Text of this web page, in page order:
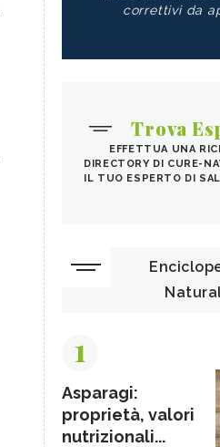
correttivi da
Trova
EFFETTUA UNA
DIRECTORY DI CURE-
IL TUO ESPERTO DI
1
Asparagi:
proprietà, valori
nutrizionali...